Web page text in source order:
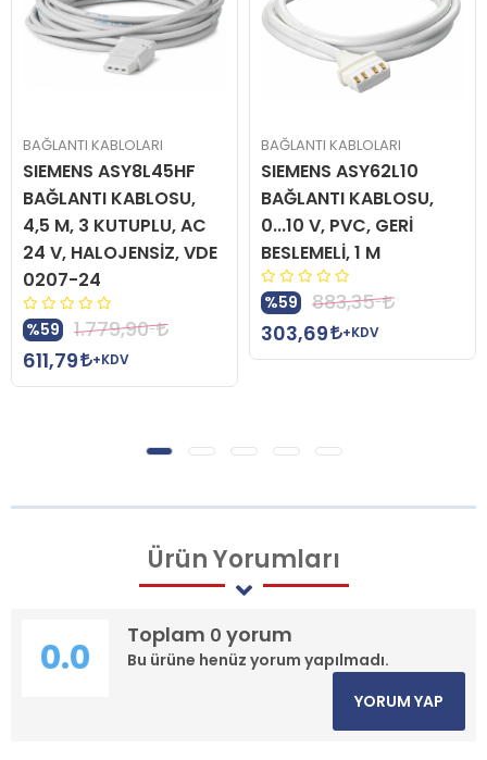
BAĞLANTI KABLOLARI
SIEMENS ASY8L45HF
BAĞLANTI KABLOSU,
4,5 M, 3 KUTUPLU, AC
24 V, HALOJENSİZ, VDE
0207-24
%59
1.779,90
611,79
+KDV
BAĞLANTI KABLOLARI
SIEMENS ASY62L10
BAĞLANTI KABLOSU,
0...10 V, PVC, GERİ
BESLEMELİ, 1 M
%59
883,35
303,69
+KDV
ÜrünYorumları
Toplam 0 yorum
Bu ürüne henüz yorum yapılmadı.
0.0
YORUM YAP